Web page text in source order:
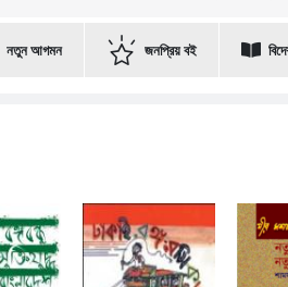
নতুন আগমন জনপ্রিয় বই